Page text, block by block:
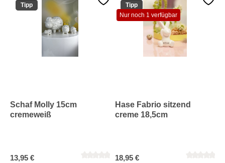
Durchschnittliche Bewertung von 0 von 5 SternenDurchschnittliche Bewertung
Tipp
Schaf Molly 15cm
cremeweiß
13,95 €
Nur noch 1 verfügbar
Tipp
Hase Fabrio sitzend
creme 18,5cm
18,95 €